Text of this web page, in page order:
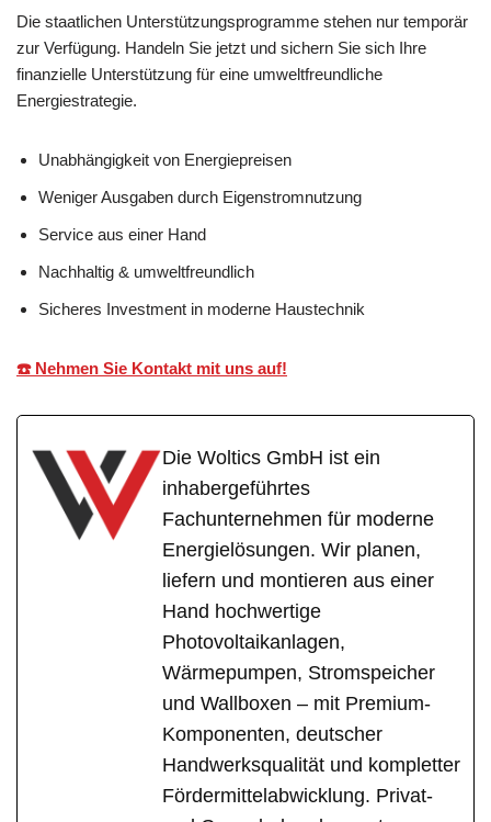
Die staatlichen Unterstützungsprogramme stehen nur temporär
zur Verfügung. Handeln Sie jetzt und sichern Sie sich Ihre
finanzielle Unterstützung für eine umweltfreundliche
Energiestrategie.
Unabhängigkeit von Energiepreisen
Weniger Ausgaben durch Eigenstromnutzung
Service aus einer Hand
Nachhaltig & umweltfreundlich
Sicheres Investment in moderne Haustechnik
☎️ Nehmen Sie Kontakt mit uns auf!
Die Woltics GmbH ist ein
inhabergeführtes
Fachunternehmen für moderne
Energielösungen. Wir planen,
liefern und montieren aus einer
Hand hochwertige
Photovoltaikanlagen,
Wärmepumpen, Stromspeicher
und Wallboxen – mit Premium-
Komponenten, deutscher
Handwerksqualität und kompletter
Fördermittelabwicklung. Privat-